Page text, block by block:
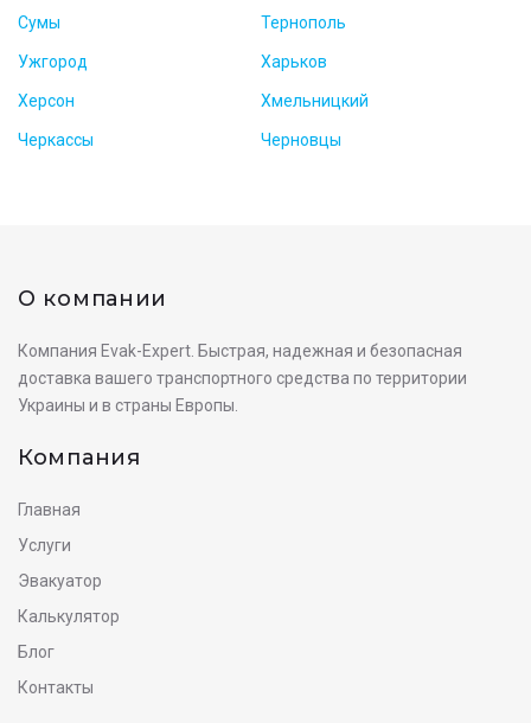
Сумы Тернополь
Ужгород Харьков
Херсон Хмельницкий
Черкассы Черновцы
О компании
Компания Evak-Expert. Быстрая, надежная и безопасная
доставка вашего транспортного средства по территории
Украины и в страны Европы.
Компания
Главная
Услуги
Эвакуатор
Калькулятор
Блог
Контакты